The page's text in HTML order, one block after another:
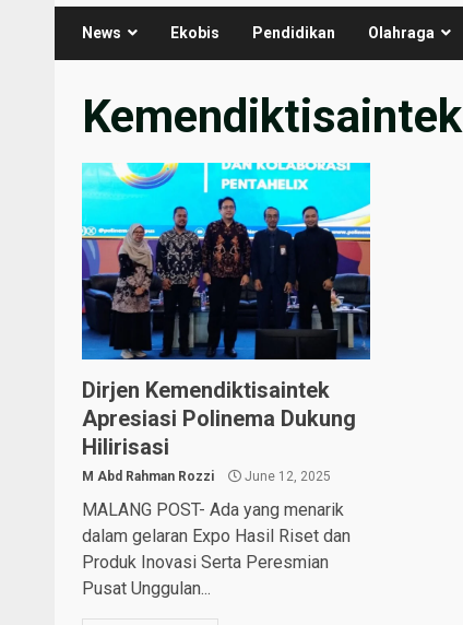
News Ekobis Pendidikan Olahraga
Kemendiktisaintek
Dirjen Kemendiktisaintek
Apresiasi Polinema Dukung
Hilirisasi
M Abd Rahman Rozzi June 12, 2025
MALANG POST- Ada yang menarik
dalam gelaran Expo Hasil Riset dan
Produk Inovasi Serta Peresmian
Pusat Unggulan...